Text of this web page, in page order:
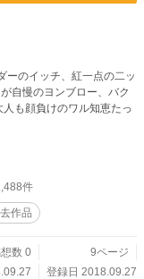
ーのイッチ、紅一点の二ッ
自慢のヨンブロー、バク
件
作品
数 0
9ページ
登録日 2018.09.27